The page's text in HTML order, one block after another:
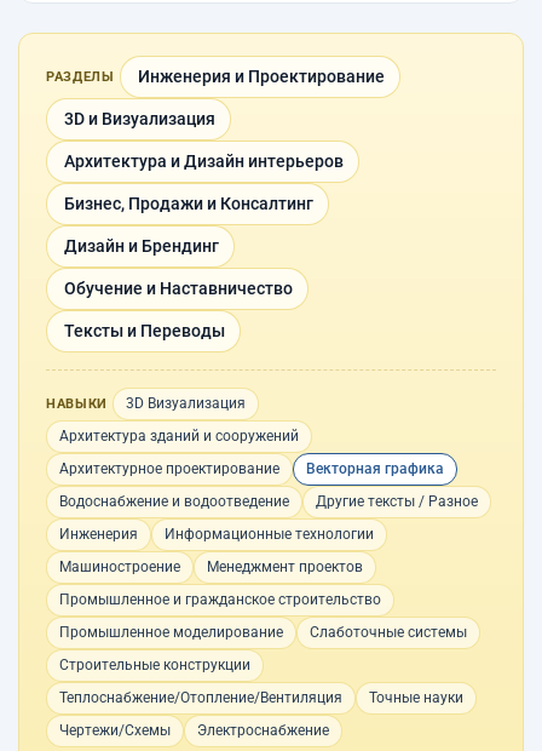
РАЗДЕЛЫ Инженерия и Проектирование
3D и Визуализация
Архитектура и Дизайн интерьеров
Бизнес, Продажи и Консалтинг
Дизайн и Брендинг
Обучение и Наставничество
Тексты и Переводы
НАВЫКИ
3D Визуализация
Архитектура зданий и сооружений
Архитектурное проектирование
Векторная графика
Водоснабжение и водоотведение
Другие тексты / Разное
Инженерия
Информационные технологии
Машиностроение
Менеджмент проектов
Промышленное и гражданское строительство
Промышленное моделирование
Слаботочные системы
Строительные конструкции
Теплоснабжение/Отопление/Вентиляция
Точные науки
Чертежи/Схемы
Электроснабжение